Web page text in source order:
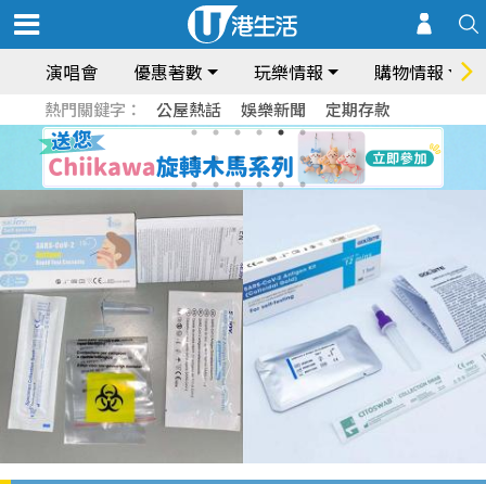
演唱會 優惠著數 玩樂情報 購物情報
熱門關鍵字： 公屋熱話 娛樂新聞 定期存款